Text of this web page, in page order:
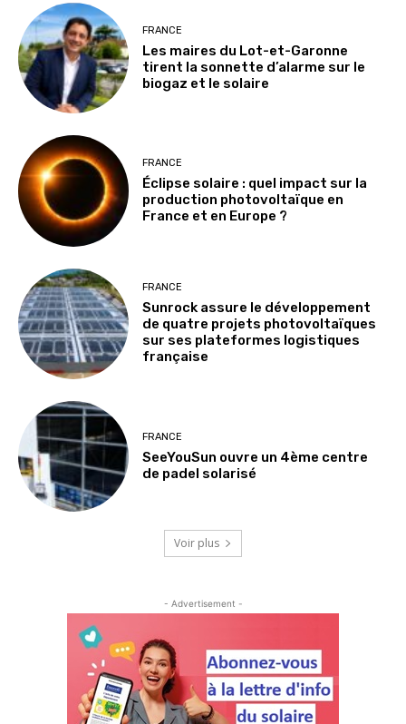
FRANCE
Les maires du Lot-et-Garonne
tirent la sonnette d’alarme sur le
biogaz et le solaire
FRANCE
Éclipse solaire : quel impact sur la
production photovoltaïque en
France et en Europe ?
FRANCE
Sunrock assure le développement
de quatre projets photovoltaïques
sur ses plateformes logistiques
française
FRANCE
SeeYouSun ouvre un 4ème centre
de padel solarisé
Voir plus
- Advertisement -